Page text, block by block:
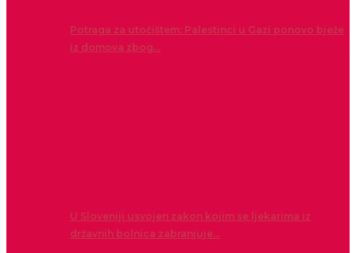
Potraga za utočištem: Palestinci u Gazi ponovo bježe
iz domova zbog…
U Sloveniji usvojen zakon kojim se ljekarima iz
državnih bolnica zabranjuje…